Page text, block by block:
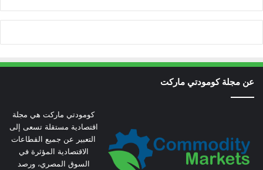
عن مجلة كومودتي ماركت
كومودتي ماركت هي مجلة
اقتصادية مستقلة تسعى إلى
التعبير عن جميع القطاعات
الاقتصادية المؤثرة في
السوق المصري، ورصد